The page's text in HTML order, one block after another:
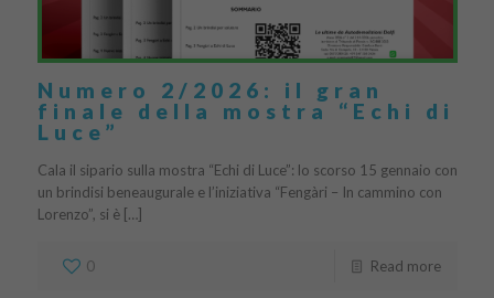
Numero 2/2026: il gran
finale della mostra “Echi di
Luce”
Cala il sipario sulla mostra “Echi di Luce”: lo scorso 15 gennaio con
un brindisi beneaugurale e l’iniziativa “Fengàri – In cammino con
Lorenzo”, si è […]
0 Read more